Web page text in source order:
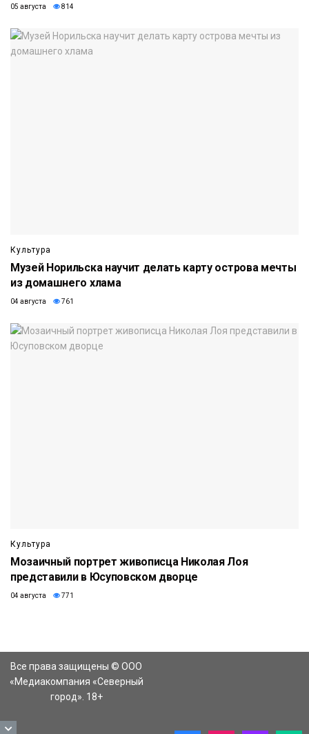
05 августа 814
Культура
Музей Норильска научит делать карту острова мечты
из домашнего хлама
04 августа 761
Культура
Мозаичный портрет живописца Николая Лоя
представили в Юсуповском дворце
04 августа 771
Все права защищены © ООО
«Медиакомпания «Северный
город». 18+